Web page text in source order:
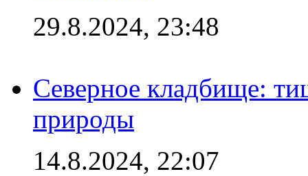
29.8.2024, 23:48
Северное кладбище:
природы
14.8.2024, 22:07